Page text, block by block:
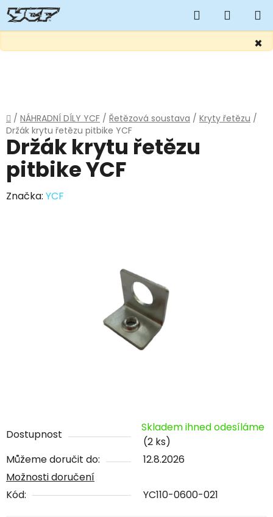
×
Hledat
KOŠÍK
Domů
/ NÁHRADNÍ DÍLY YCF / Řetězová soustava / Kryty řetězu /
Držák krytu řetězu pitbike YCF
Dostupnost
Skladem ihned odesíláme
(2 ks)
Můžeme doručit do:
12.8.2026
Možnosti doručení
Kód:
YC110-0600-021
Držák krytu řetězu
pitbike YCF
Značka: YCF